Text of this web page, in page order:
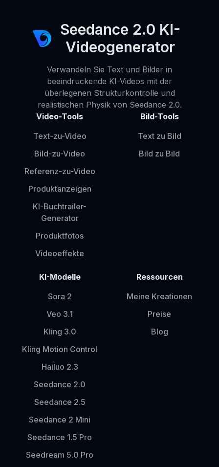
Seedance 2.0 KI-
Videogenerator
Verwandeln Sie Text und Bilder in
beeindruckende KI-Videos mit der
überlegenen Strukturkontrolle und
realistischen Physik von Seedance 2.0.
Video-Tools
Text-zu-Video
Bild-zu-Video
Referenz-zu-Video
Produktanzeigen
KI-Buchtrailer-
Generator
Produktfotos
Videoeffekte
Bild-Tools
Text zu Bild
Bild zu Bild
KI-Modelle
Sora 2
Veo 3.1
Kling 3.0
Kling Motion Control
Hailuo 2.3
Seedance 2.0
Seedance 2.5
Seedance 2 Mini
Seedance 1.5 Pro
Seedream 5.0 Pro
Ressourcen
Meine Kreationen
Preise
Blog